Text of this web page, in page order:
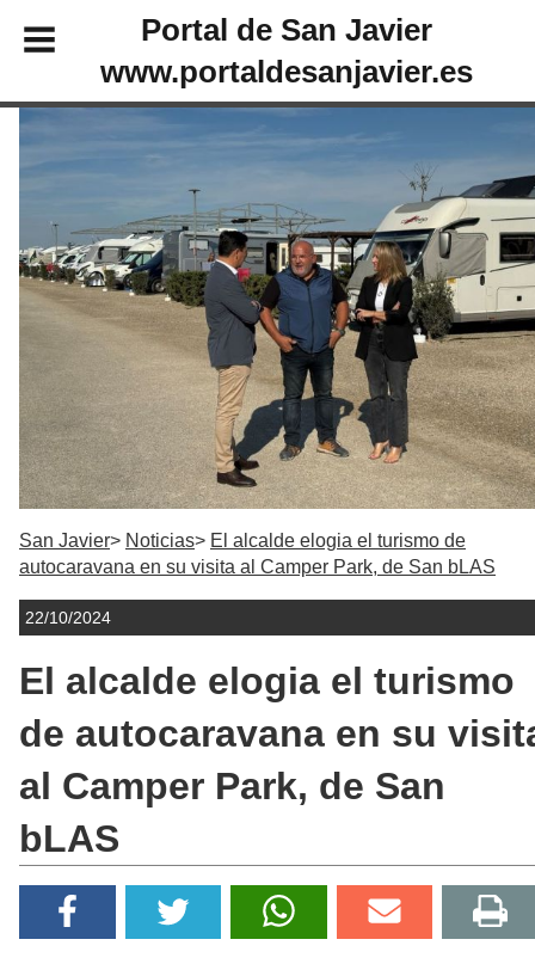
Portal de San Javier
www.portaldesanjavier.es
San Javier Noticias
El alcalde elogia el turismo de
autocaravana en su visita al Camper Park, de San bLAS
22/10/2024
El alcalde elogia el turismo
de autocaravana en su
al Camper Park, de San
bLAS